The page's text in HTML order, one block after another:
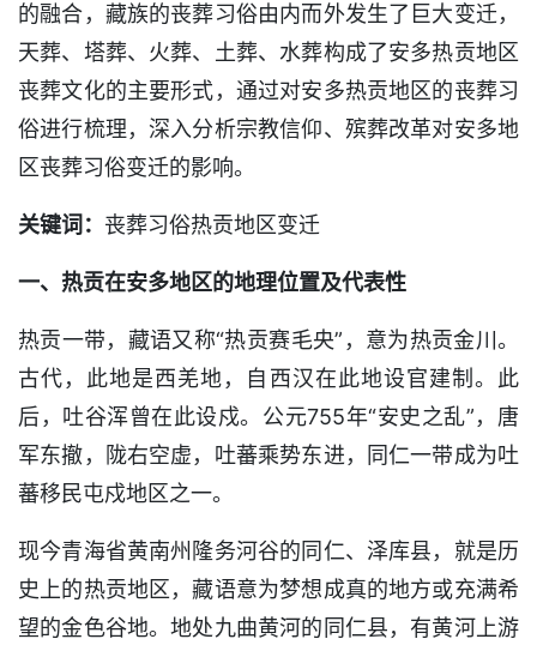
的融合，藏族的丧葬习俗由内而外发生了巨大变迁，
天葬、塔葬、火葬、土葬、水葬构成了安多热贡地区
丧葬文化的主要形式，通过对安多热贡地区的丧葬习
俗进行梳理，深入分析宗教信仰、殡葬改革对安多地
区丧葬习俗变迁的影响。
关键词： 丧葬习俗热贡地区变迁
一、热贡在安多地区的地理位置及代表性
热贡一带，藏语又称“热贡赛毛央”，意为热贡金川。
古代，此地是西羌地，自西汉在此地设官建制。此
后，吐谷浑曾在此设戍。公元755年“安史之乱”，唐
军东撤，陇右空虚，吐蕃乘势东进，同仁一带成为吐
蕃移民屯戍地区之一。
现今青海省黄南州隆务河谷的同仁、泽库县，就是历
史上的热贡地区，藏语意为梦想成真的地方或充满希
望的金色谷地。地处九曲黄河的同仁县，有黄河上游